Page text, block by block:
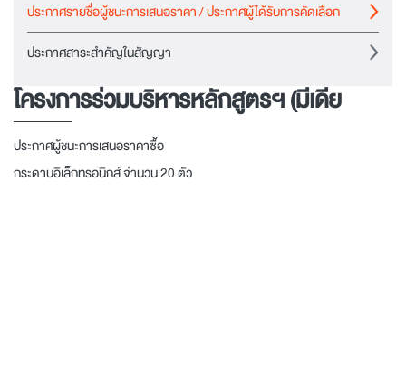
ประกาศรายชื่อผู้ชนะการเสนอราคา / ประกาศผู้ได้รับการคัดเลือก
ประกาศสาระสำคัญในสัญญา
โครงการร่วมบริหารหลักสูตรฯ (มีเดีย
ประกาศผู้ชนะการเสนอราคาซื้อ
กระดานอิเล็กทรอนิกส์ จำนวน 20 ตัว